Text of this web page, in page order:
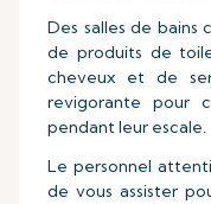
Des salles de bains
de produits de
cheveux et de
revigorante pour
pendant leur escale.
Le personnel
de vous assister